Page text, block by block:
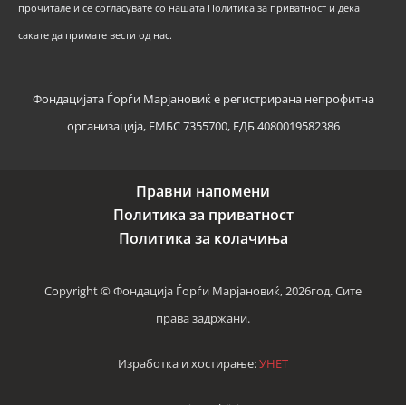
прочитале и се согласувате со нашата Политика за приватност и дека
сакате да примате вести од нас.
Фондацијата Ѓорѓи Марјановиќ е регистрирана непрофитна
организација, ЕМБС 7355700, ЕДБ 4080019582386
Правни напомени
Политика за приватност
Политика за колачиња
Copyright © Фондација Ѓорѓи Марјановиќ, 2026год. Сите
права задржани.
Изработка и хостирање:УНЕТ